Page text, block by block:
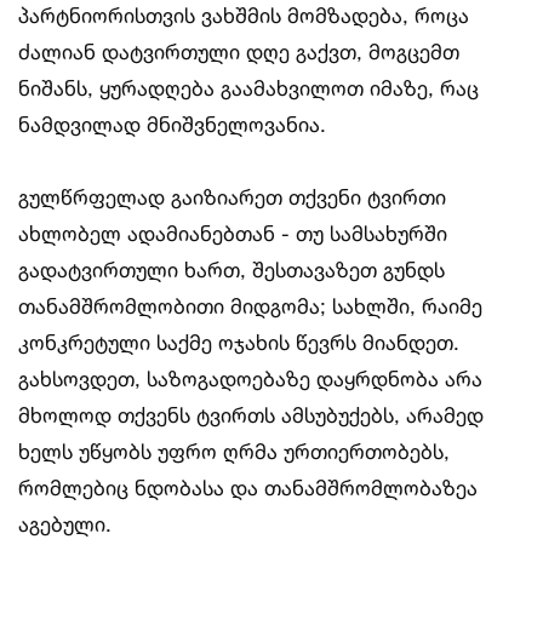
პარტნიორისთვის ვახშმის მომზადება, როცა
ძალიან დატვირთული დღე გაქვთ, მოგცემთ
ნიშანს, ყურადღება გაამახვილოთ იმაზე, რაც
ნამდვილად მნიშვნელოვანია.
გულწრფელად გაიზიარეთ თქვენი ტვირთი
ახლობელ ადამიანებთან - თუ სამსახურში
გადატვირთული ხართ, შესთავაზეთ გუნდს
თანამშრომლობითი მიდგომა; სახლში, რაიმე
კონკრეტული საქმე ოჯახის წევრს მიანდეთ.
გახსოვდეთ, საზოგადოებაზე დაყრდნობა არა
მხოლოდ თქვენს ტვირთს ამსუბუქებს, არამედ
ხელს უწყობს უფრო ღრმა ურთიერთობებს,
რომლებიც ნდობასა და თანამშრომლობაზეა
აგებული.